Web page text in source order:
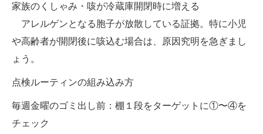
家族のくしゃみ・咳が冷蔵庫開閉時に増える
アレルゲンとなる胞子が放散している証拠。特に小児
や高齢者が開閉後に咳込む場合は、原因究明を急ぎまし
ょう。
点検ルーティンの組み込み方
毎週金曜のゴミ出し前：棚１段をターゲットに①〜④を
チェック